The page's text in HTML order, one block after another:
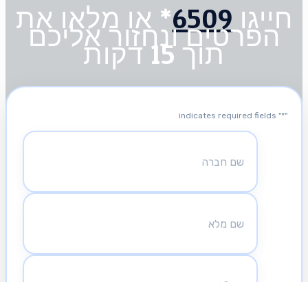
חייגו 6509* או מלאו את
הפרטים ונחזור אליכם
תוך 15 דקות
"
*
" indicates required fields